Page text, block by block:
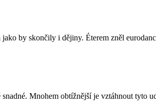
by skončily i dějiny. Éterem zněl
Mnohem obtížnější je vztáhnout tyto